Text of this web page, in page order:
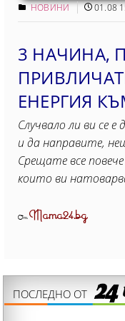
НОВИНИ 01.08
3 НАЧИНА,
ЕНЕРГИЯ
Случвало ли ви се
и да направите,
Срещате все
които ви
ОтMama24.bg
ПОСЛЕДНО ОТ